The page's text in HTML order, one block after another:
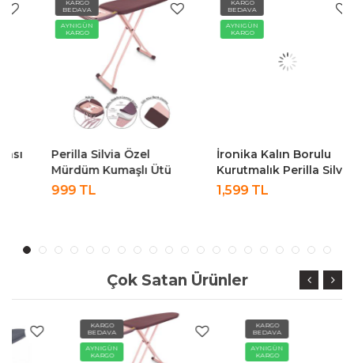
BEDAVA
AYNIGÜN
Perilla Silvia Özel
Mürdüm Kumaşlı Ütü
Masası
999 TL
BEDAVA
AYNIGÜN
İronika Kalın Borulu
Kurutmalık Perilla Silvia
Özel Dokuma Kumaşlı
Ütü Masası Antrasit
1,599 TL
Çok Satan Ürünler
KARGO
BEDAVA
KARGO
BEDAVA